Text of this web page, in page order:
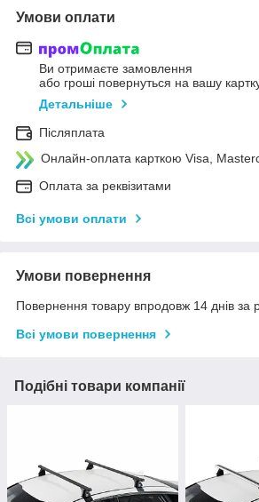
Умови оплати
Ви отримаєте замовлення
або гроші повернуться на вашу
Детальніше
Післяплата
Онлайн-оплата карткою Visa,
Оплата за реквізитами
Всі умови оплати
Умови повернення
Повернення товару впродовж 14 днів за
Всі умови повернення
Подібні товари компанії